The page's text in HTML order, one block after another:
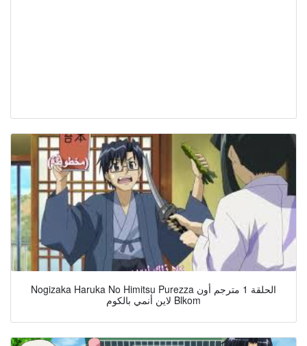
Nogizaka Haruka No Himitsu Purezza الحلقة 1 مترجم أون
لاين أنمي بالكوم Blkom